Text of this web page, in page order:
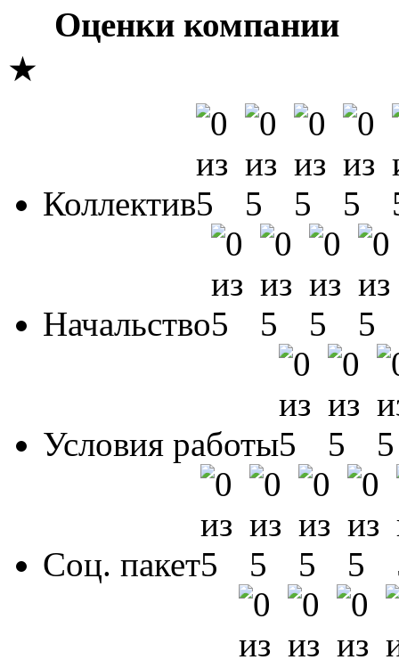
Оценки компании
★
Коллектив
Начальство
Условия работы
Соц. пакет